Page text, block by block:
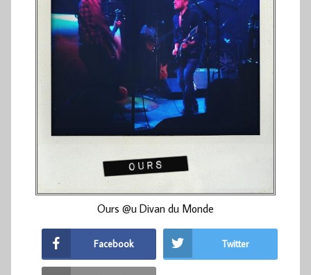
Ours @u Divan du Monde
Facebook Twitter